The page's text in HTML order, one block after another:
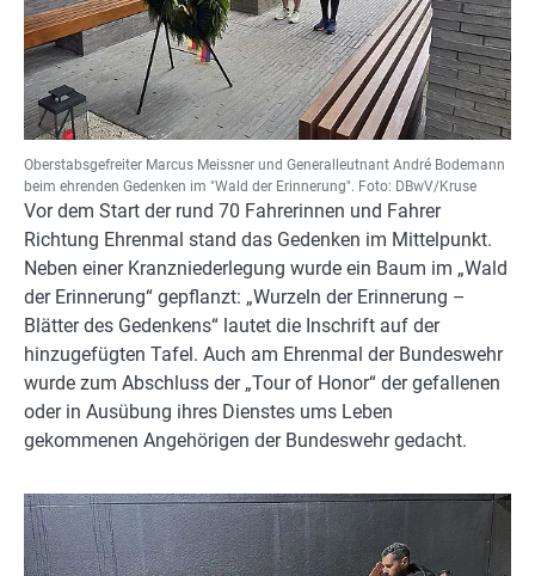
Oberstabsgefreiter Marcus Meissner und Generalleutnant André Bodemann
beim ehrenden Gedenken im "Wald der Erinnerung". Foto: DBwV/Kruse
Vor dem Start der rund 70 Fahrerinnen und Fahrer
Richtung Ehrenmal stand das Gedenken im Mittelpunkt.
Neben einer Kranzniederlegung wurde ein Baum im „Wald
der Erinnerung“ gepflanzt: „Wurzeln der Erinnerung –
Blätter des Gedenkens“ lautet die Inschrift auf der
hinzugefügten Tafel. Auch am Ehrenmal der Bundeswehr
wurde zum Abschluss der „Tour of Honor“ der gefallenen
oder in Ausübung ihres Dienstes ums Leben
gekommenen Angehörigen der Bundeswehr gedacht.